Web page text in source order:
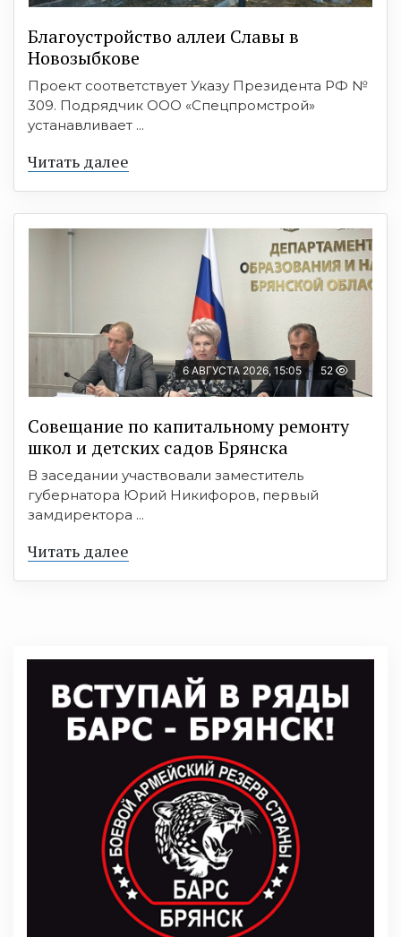
Благоустройство аллеи Славы в
Новозыбкове
Проект соответствует Указу Президента РФ №
309. Подрядчик ООО «Спецпромстрой»
устанавливает ...
Читать далее
6 АВГУСТА 2026, 15:05 52
Совещание по капитальному ремонту
школ и детских садов Брянска
В заседании участвовали заместитель
губернатора Юрий Никифоров, первый
замдиректора ...
Читать далее